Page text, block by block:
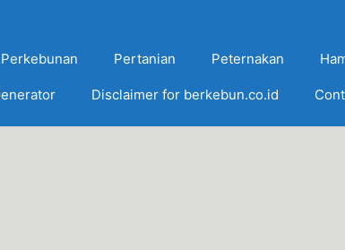
Perkebunan Pertanian Peternakan
Disclaimer for berkebun.co.id